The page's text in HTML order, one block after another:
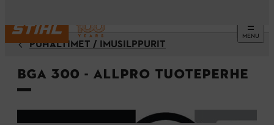
MENU
PUHALTIMET / IMUSILPPURIT
BGA 300 - ALLPRO Tuoteperhe